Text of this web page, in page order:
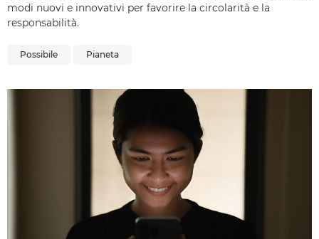
modi nuovi e innovativi per favorire la circolarità e la
responsabilità.
Possibile Pianeta